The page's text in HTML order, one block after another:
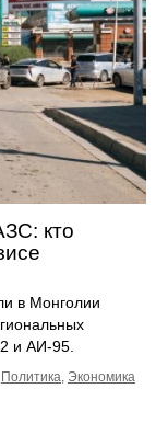
кто
в Монголии
и АИ-95.
Политика Экономика